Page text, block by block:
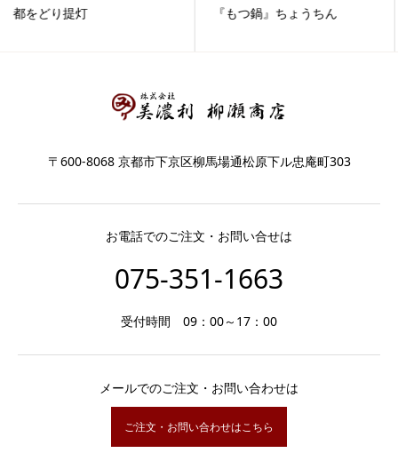
『もつ鍋』ちょうちん 奉納提灯
〒600-8068 京都市下京区柳馬場通松原下ル忠庵町303
お電話でのご注文・お問い合せは
075-351-1663
受付時間 09：00～17：00
メールでのご注文・お問い合わせは
ご注文・お問い合わせはこちら